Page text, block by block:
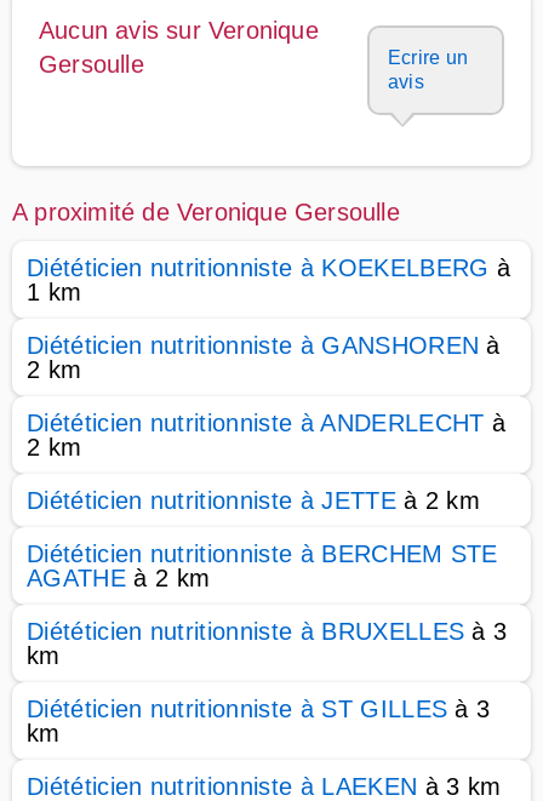
Aucun avis sur Veronique
Gersoulle
Ecrire un
avis
A proximité de Veronique Gersoulle
Diététicien nutritionniste à KOEKELBERG à
1 km
Diététicien nutritionniste à GANSHOREN à
2 km
Diététicien nutritionniste à ANDERLECHT à
2 km
Diététicien nutritionniste à JETTEà 2 km
Diététicien nutritionniste à BERCHEM STE
AGATHEà 2 km
Diététicien nutritionniste à BRUXELLES à 3
km
Diététicien nutritionniste à ST GILLES à 3
km
Diététicien nutritionniste à LAEKEN à 3 km